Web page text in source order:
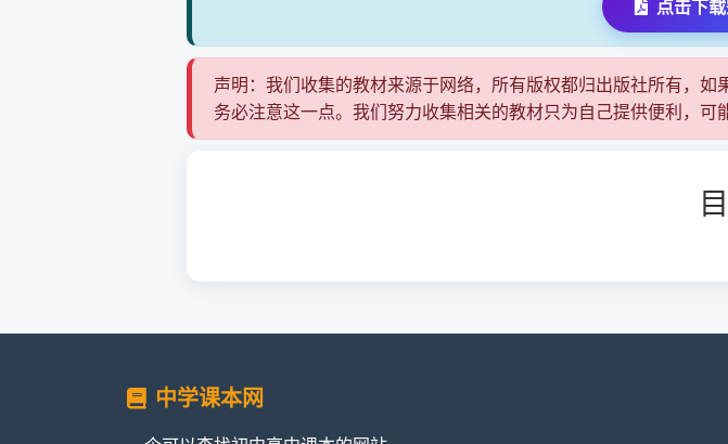
点击下
声明：我们收集的教材来源于网络，所有版权都归出版社所有，
务必注意这一点。我们努力收集相关的教材只为自己提供便利，可
中学课本网